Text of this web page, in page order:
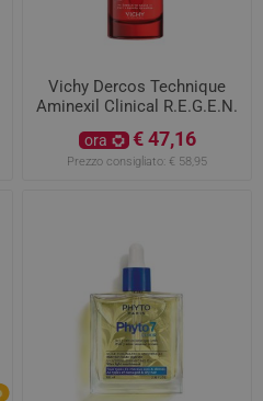
Vichy Dercos Technique
Aminexil Clinical R.E.G.E.N.
Capillare 90ml
ora € 47,16
Prezzo consigliato: € 58,95